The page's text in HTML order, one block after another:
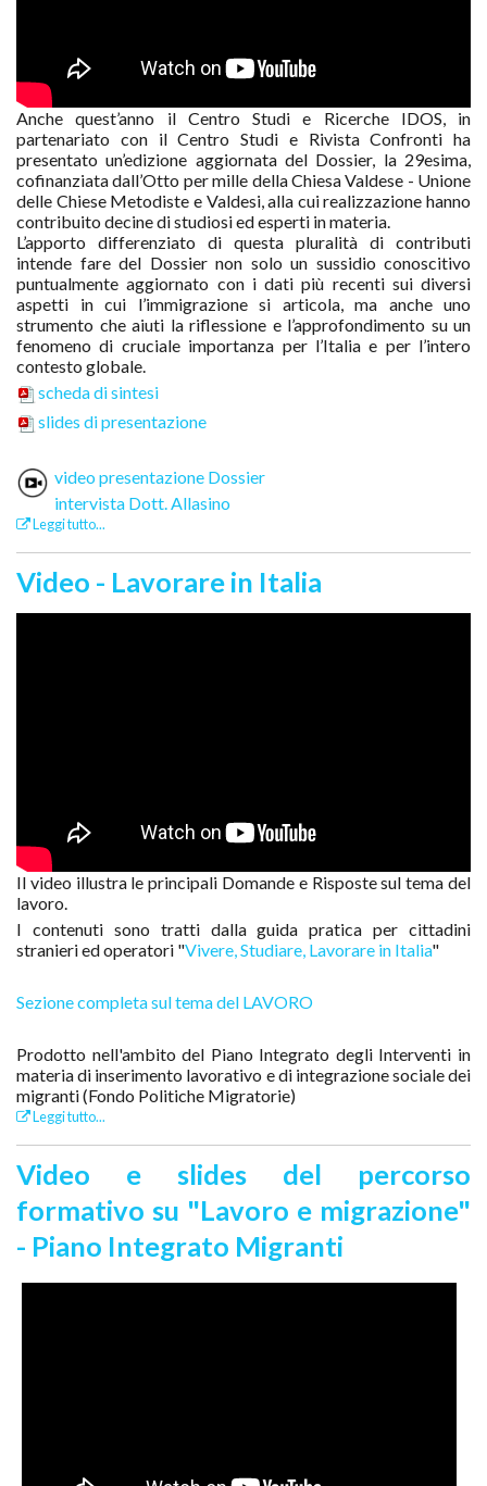
Anche quest’anno il Centro Studi e Ricerche IDOS, in
partenariato con il Centro Studi e Rivista Confronti ha
presentato un’edizione aggiornata del Dossier, la 29esima,
cofinanziata dall’Otto per mille della Chiesa Valdese - Unione
delle Chiese Metodiste e Valdesi, alla cui realizzazione hanno
contribuito decine di studiosi ed esperti in materia.
L’apporto differenziato di questa pluralità di contributi
intende fare del Dossier non solo un sussidio conoscitivo
puntualmente aggiornato con i dati più recenti sui diversi
aspetti in cui l’immigrazione si articola, ma anche uno
strumento che aiuti la riflessione e l’approfondimento su un
fenomeno di cruciale importanza per l’Italia e per l’intero
contesto globale.
scheda di sintesi
slides di presentazione
video presentazione Dossier
intervista Dott. Allasino
Leggi tutto...
Video - Lavorare in Italia
Il video illustra le principali Domande e Risposte sul tema del
lavoro.
I contenuti sono tratti dalla guida pratica per cittadini
stranieri ed operatori "Vivere, Studiare, Lavorare in Italia"
Sezione completa sul tema del LAVORO
Prodotto nell'ambito del Piano Integrato degli Interventi in
materia di inserimento lavorativo e di integrazione sociale dei
migranti (Fondo Politiche Migratorie)
Leggi tutto...
Video e slides del percorso
formativo su "Lavoro e migrazione"
- Piano Integrato Migranti